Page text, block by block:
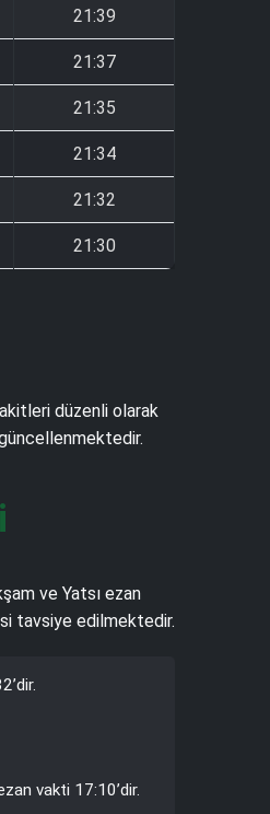
21:39
21:37
21:35
21:34
21:32
21:30
düzenli olarak
ve Yatsı ezan
tavsiye edilmektedir.
vakti 17:10’dir.